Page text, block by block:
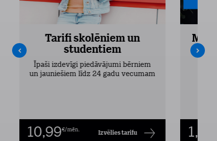
Tarifi skolēniem un
studentiem
Īpaši izdevīgi piedāvājumi bērniem
un jauniešiem līdz 24 gadu vecumam
10,99€/mēn. Izvēlies tarifu 1,00